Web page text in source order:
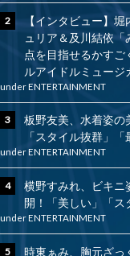
【インタビュー】
ュリア＆及川結依
点を目指せるかす
ルアイドルミュージ
underENTERTAINMENT
板野友美、水着姿の
「スタイル抜群」「
underENTERTAINMENT
横野すみれ、ビキニ
開！「美しい」「ス
underENTERTAINMENT
時東ぁみ、胸元ざっ